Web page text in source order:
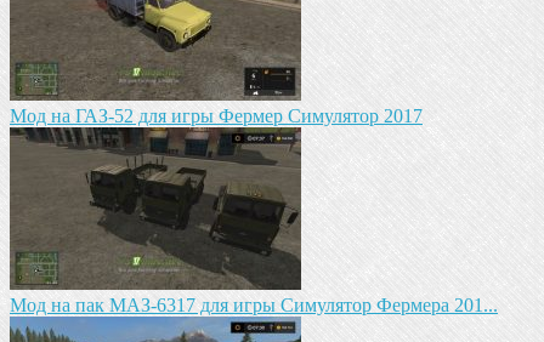
Мод на ГАЗ-52 для игры Фермер Симулятор 2017
Мод на пак МАЗ-6317 для игры Симулятор Фермера 201...